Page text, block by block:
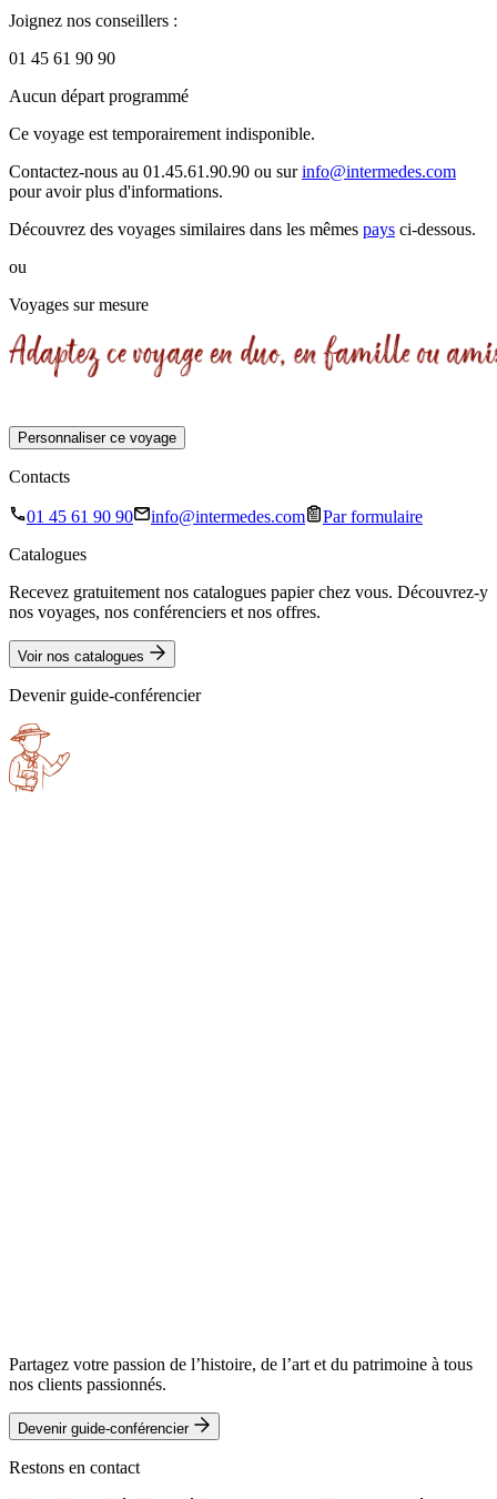
Joignez nos conseillers :
01 45 61 90 90
Aucun départ programmé
Ce voyage est temporairement indisponible.
Contactez-nous au 01.45.61.90.90 ou surinfo@intermedes.com
pour avoir plus d'informations.
Découvrez des voyages similaires dans les mêmes pays ci-dessous.
ou
Voyages sur mesure
Personnaliser ce voyage
Contacts
01 45 61 90 90 info@intermedes.com
Par formulaire
Catalogues
Recevez gratuitement nos catalogues papier chez vous. Découvrez-y
nos voyages, nos conférenciers et nos offres.
Voir nos catalogues
Devenir guide-conférencier
Partagez votre passion de l’histoire, de l’art et du patrimoine à tous
nos clients passionnés.
Devenir guide-conférencier
Restons en contact